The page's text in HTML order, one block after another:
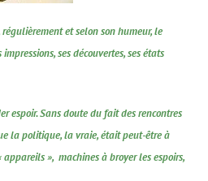
et selon son humeur, le
ses découvertes, ses états
espoir. Sans doute du fait des rencontres
la politique, la vraie, était peut-être à
», machines à broyer les espoirs,